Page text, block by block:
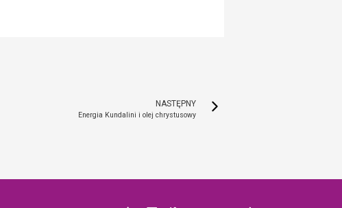
NASTĘPNY
Energia Kundalini i olej chrystusowy